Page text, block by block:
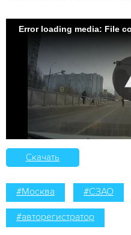
Error loading media: File
Скачать
#Москва #СЗАО
#авторегистратор